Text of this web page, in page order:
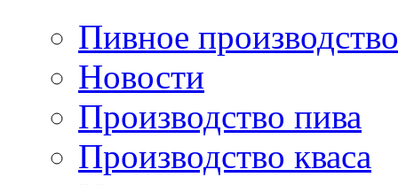
Пивное производство
Новости
Производство пива
Производство кваса